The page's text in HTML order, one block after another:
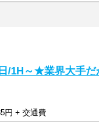
/1H～★業界大手
円 + 交通費